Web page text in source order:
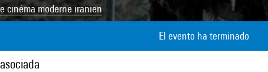
cinéma moderne iranien
El evento ha terminado